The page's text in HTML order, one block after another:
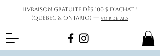
Livraison gratuite dès 100 $ d’achat !
(Québec & Ontario) — Voir détails